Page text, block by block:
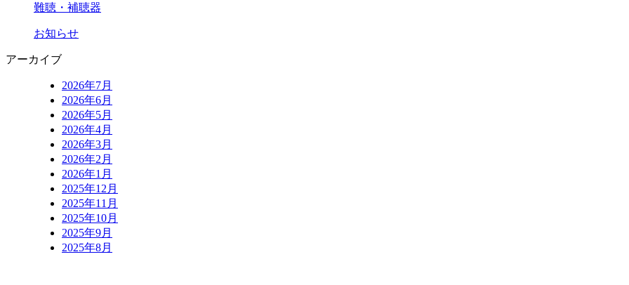
難聴・補聴器
お知らせ
アーカイブ
2026年7月
2026年6月
2026年5月
2026年4月
2026年3月
2026年2月
2026年1月
2025年12月
2025年11月
2025年10月
2025年9月
2025年8月